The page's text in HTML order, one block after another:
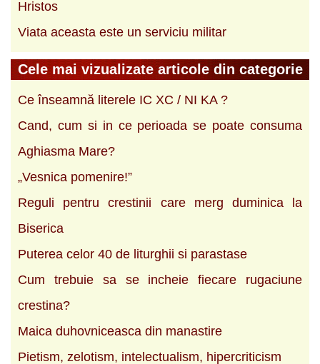
Hristos
Viata aceasta este un serviciu militar
Cele mai vizualizate articole din categorie
Ce înseamnă literele IC XC / NI KA ?
Cand, cum si in ce perioada se poate consuma
Aghiasma Mare?
„Vesnica pomenire!”
Reguli pentru crestinii care merg duminica la
Biserica
Puterea celor 40 de liturghii si parastase
Cum trebuie sa se incheie fiecare rugaciune
crestina?
Maica duhovniceasca din manastire
Pietism, zelotism, intelectualism, hipercriticism